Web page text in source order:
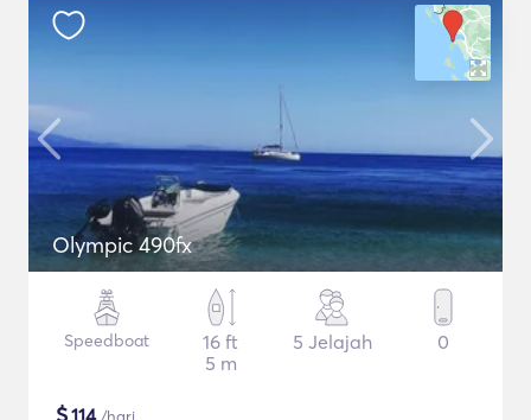
Olympic 490fx
Speedboat
16 ft
5 m
5 Jelajah 0
114